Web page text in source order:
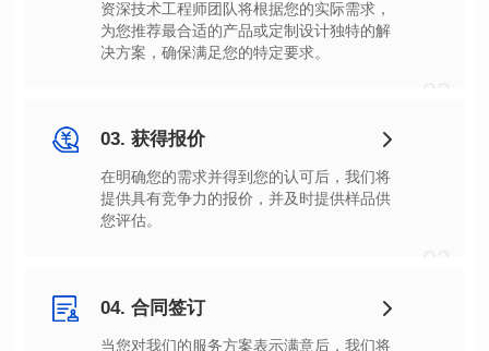
决方案，确保满足您的特定要求。
03. 获得报价
您评估。
04. 合同签订